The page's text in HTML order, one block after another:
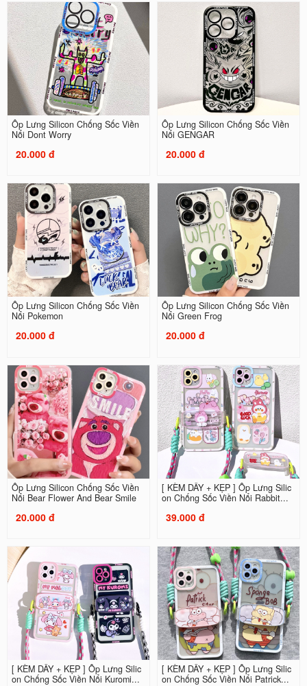
Ốp Lưng Silicon Chống Sốc Viền
Nổi Dont Worry
20.000 đ
Ốp Lưng Silicon Chống Sốc Viền
Nổi GENGAR
20.000 đ
Ốp Lưng Silicon Chống Sốc Viền
Nổi Pokemon
20.000 đ
Ốp Lưng Silicon Chống Sốc Viền
Nổi Green Frog
20.000 đ
Ốp Lưng Silicon Chống Sốc Viền
Nổi Bear Flower And Bear Smile
20.000 đ
[ KÈM DÂY + KẸP ] Ốp Lưng Silic
on Chống Sốc Viền Nổi Rabbit...
39.000 đ
[ KÈM DÂY + KẸP ] Ốp Lưng Silic
on Chống Sốc Viền Nổi Kuromi...
[ KÈM DÂY + KẸP ] Ốp Lưng Silic
on Chống Sốc Viền Nổi Patrick...